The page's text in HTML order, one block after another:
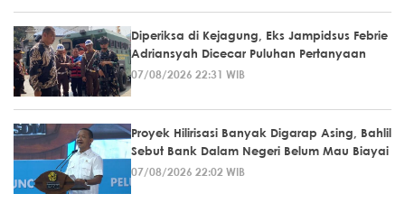
Diperiksa di Kejagung, Eks Jampidsus Febrie
Adriansyah Dicecar Puluhan Pertanyaan
07/08/2026 22:31 WIB
Proyek Hilirisasi Banyak Digarap Asing, Bahlil
Sebut Bank Dalam Negeri Belum Mau Biayai
07/08/2026 22:02 WIB